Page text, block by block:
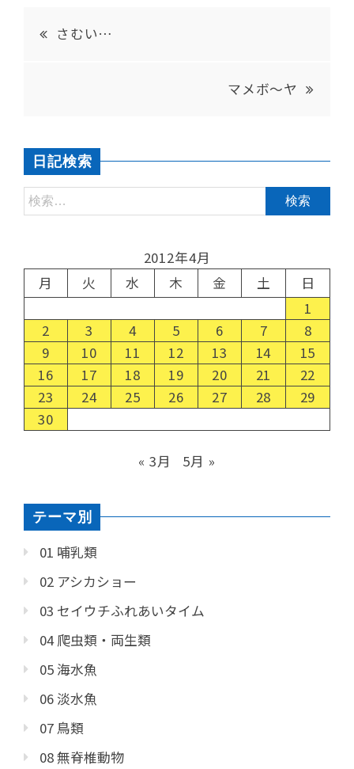
さむい…
マメボ～ヤ
日記検索
2012年4月
月
火 水 木 金 土
日
1
2
3 4 5 6 7
8
9
10 11 12 13 14
15
16
17 18 19 20 21
22
23
24 25 26 27 28
29
30
« 3月 5月 »
テーマ別
01 哺乳類
02 アシカショー
03 セイウチふれあいタイム
04 爬虫類・両生類
05 海水魚
06 淡水魚
07 鳥類
08 無脊椎動物